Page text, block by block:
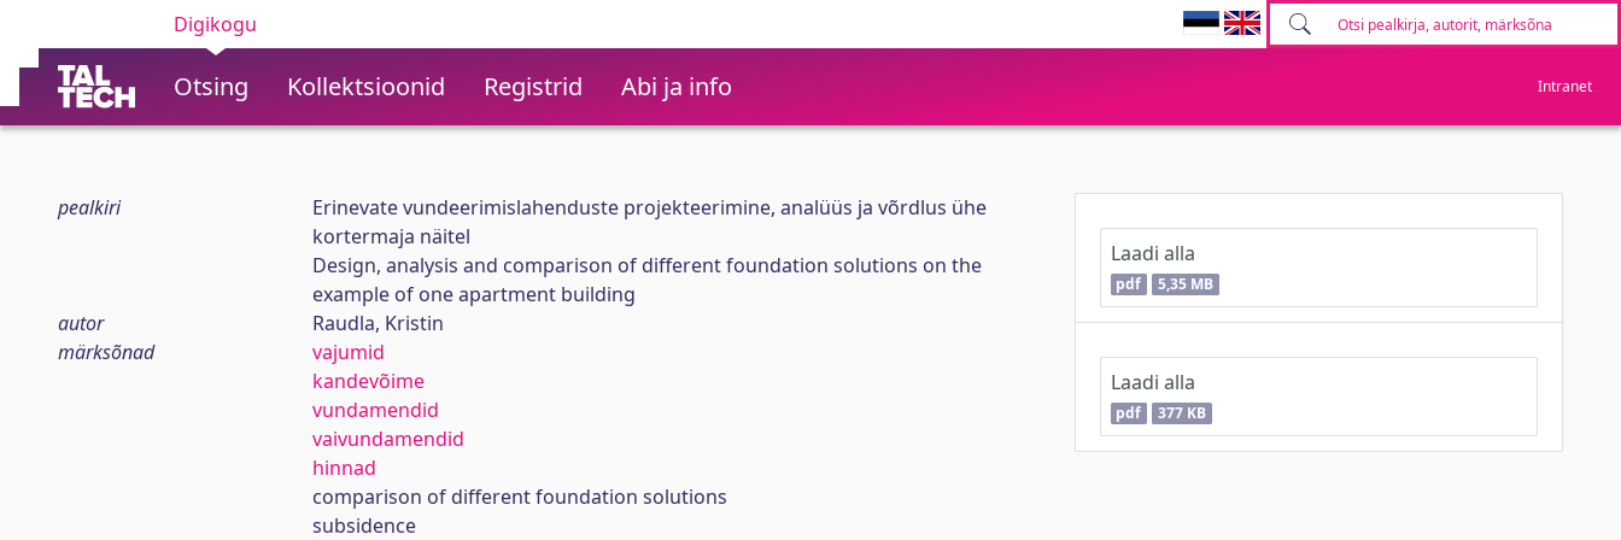
Digikogu
Otsing Kollektsioonid Registrid Abi ja info Intranet
pealkiri
Erinevate vundeerimislahenduste projekteerimine, analüüs ja võrdlus ühe
kortermaja näitel
Design, analysis and comparison of different foundation solutions on the
example of one apartment building
autor
Raudla, Kristin
märksõnad
vajumid
kandevõime
vundamendid
vaivundamendid
hinnad
comparison of different foundation solutions
subsidence
Laadi alla
pdf 5,35 MB
Laadi alla
pdf 377 KB